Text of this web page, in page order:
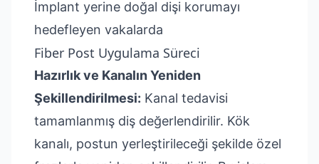
İmplant yerine doğal dişi korumayı
hedefleyen vakalarda
Fiber Post Uygulama Süreci
Hazırlık ve Kanalın Yeniden
Şekillendirilmesi: Kanal tedavisi
tamamlanmış diş değerlendirilir. Kök
kanalı, postun yerleştirileceği şekilde özel